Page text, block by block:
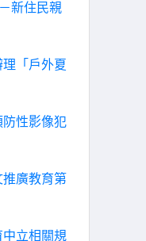
新住民親
「戶外夏
性影像犯
廣教育第
立相關規